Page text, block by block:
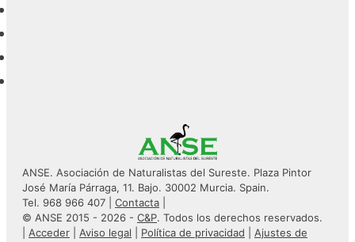
ANSE. Asociación de Naturalistas del Sureste. Plaza Pintor
José María Párraga, 11. Bajo. 30002 Murcia. Spain.
Tel. 968 966 407 | Contacta
© ANSE 2015 - 2026 - C&P. Todos los derechos reservados.
Acceder Aviso legal Política de privacidad
Ajustes de